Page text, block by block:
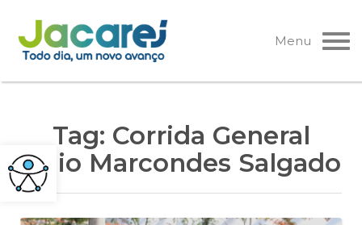
Pular
para
o
Menu
Tag: Corrida General
Júlio Marcondes Salgado